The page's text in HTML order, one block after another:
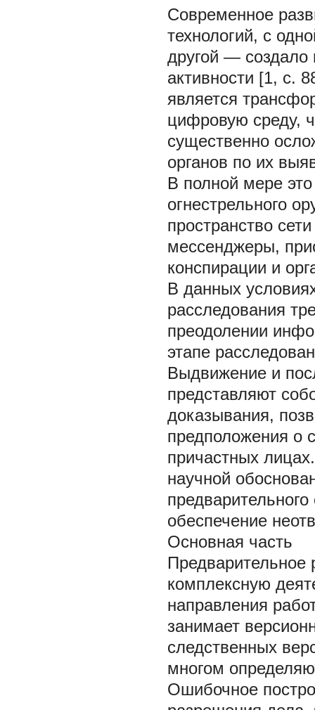
Современное
технологий, с
другой —
активности [1, с.
является
цифровую среду,
существенно
органов по их
В полной мере это
огнестрельного
пространство
мессенджеры,
конспирации и
В данных
расследования
преодолении
этапе
Выдвижение и
представляют
доказывания,
предположения о
причастных
научной
обеспечение
Основная часть
Предварительное
комплексную
направления
занимает
следственных
многом
Ошибочное